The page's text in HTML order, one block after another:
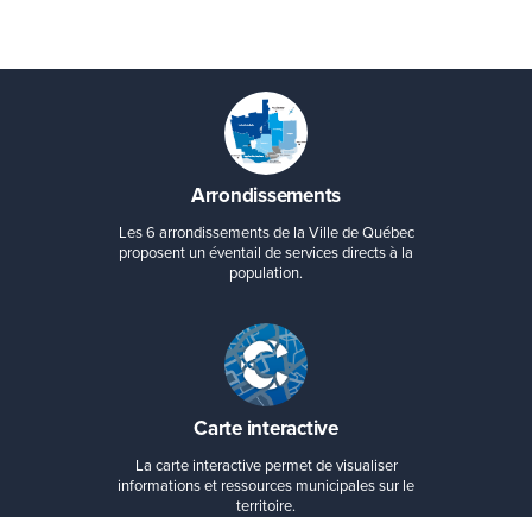
Arrondissements
Les 6 arrondissements de la Ville de Québec
proposent un éventail de services directs à la
population.
Carte interactive
La carte interactive permet de visualiser
informations et ressources municipales sur le
territoire.